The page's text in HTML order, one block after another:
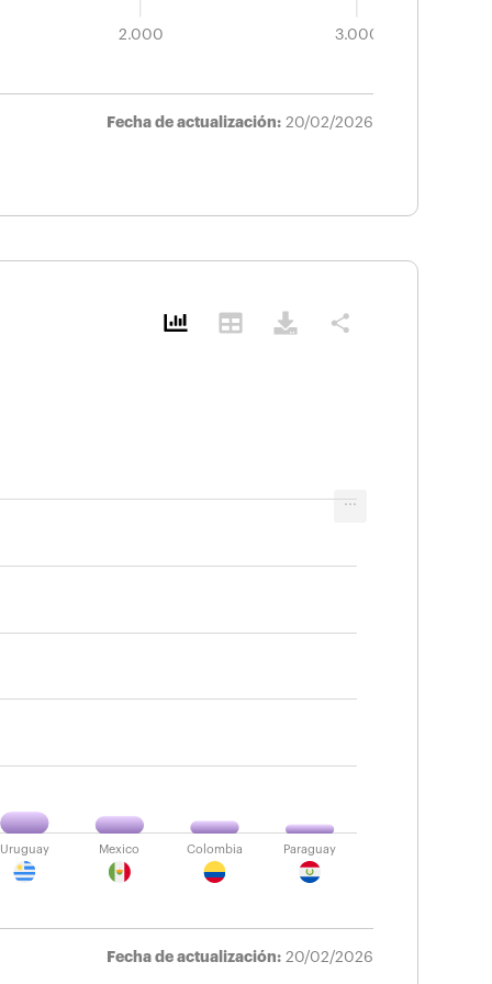
2.000 3.000
Fecha de actualización: 20/02/2026
share
la Población Económicamente Activa
Uruguay Mexico Colombia Paraguay
Fecha de actualización: 20/02/2026
...